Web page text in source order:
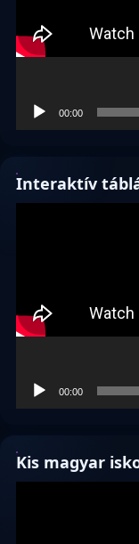
00:00
Interaktív
00:00
Kis magyar